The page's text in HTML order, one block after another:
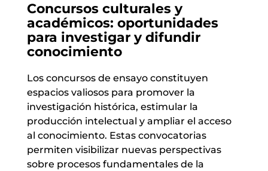
Concursos culturales y
académicos: oportunidades
para investigar y difundir
conocimiento
Los concursos de ensayo constituyen
espacios valiosos para promover la
investigación histórica, estimular la
producción intelectual y ampliar el acceso
al conocimiento. Estas convocatorias
permiten visibilizar nuevas perspectivas
sobre procesos fundamentales de la